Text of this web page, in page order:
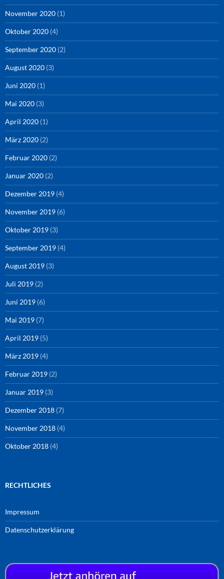
November 2020 (1)
Oktober 2020 (4)
September 2020 (2)
August 2020 (3)
Juni 2020 (1)
Mai 2020 (3)
April 2020 (1)
März 2020 (2)
Februar 2020 (2)
Januar 2020 (2)
Dezember 2019 (4)
November 2019 (6)
Oktober 2019 (3)
September 2019 (4)
August 2019 (3)
Juli 2019 (2)
Juni 2019 (6)
Mai 2019 (7)
April 2019 (5)
März 2019 (4)
Februar 2019 (2)
Januar 2019 (3)
Dezember 2018 (7)
November 2018 (4)
Oktober 2018 (4)
RECHTLICHES
Impressum
Datenschutzerklärung